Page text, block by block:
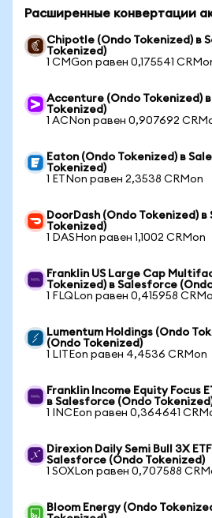
Расширенные конвертации
Chipotle (Ondo Tokenized) в
Tokenized)
1 CMGon равен 0,175541
Accenture (Ondo Tokenized)
Tokenized)
1 ACNon равен 0,907692
Eaton (Ondo Tokenized) в
Tokenized)
1 ETNon равен 2,3538 CRMon
DoorDash (Ondo Tokenized)
Tokenized)
1 DASHon равен 1,1002 CRMon
Franklin US Large Cap
Tokenized) в Salesforce
1 FLQLon равен 0,415958
Lumentum Holdings (Ondo
(Ondo Tokenized)
1 LITEon равен 4,4536 CRMon
Franklin Income Equity Focus
в Salesforce (Ondo
1 INCEon равен 0,364641
Direxion Daily Semi Bull 3X
Salesforce (Ondo Tokenized)
1 SOXLon равен 0,707588
Bloom Energy (Ondo